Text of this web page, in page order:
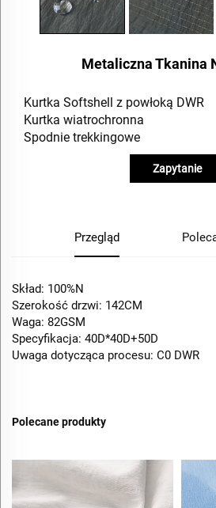
Metaliczna Tkanina
Kurtka Softshell z powłoką DWR
Kurtka wiatrochronna
Spodnie trekkingowe
Zapytanie
Przegląd
Skład: 100%N
Szerokość drzwi: 142CM
Waga: 82GSM
Specyfikacja: 40D*40D+50D
Uwaga dotycząca procesu: C0 DWR
Polecane produkty